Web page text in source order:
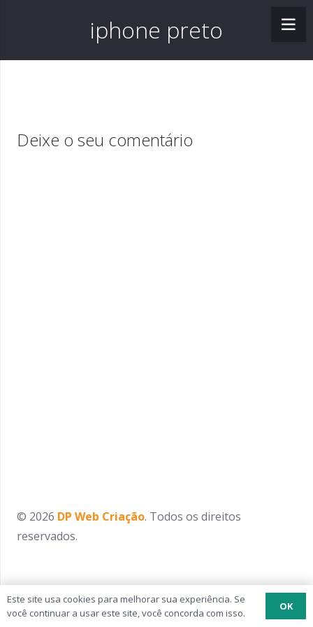
iphone preto
Deixe o seu comentário
© 2026 DP Web Criação. Todos os direitos
reservados.
Este site usa cookies para melhorar sua experiência. Se
você continuar a usar este site, você concorda com isso.
OK